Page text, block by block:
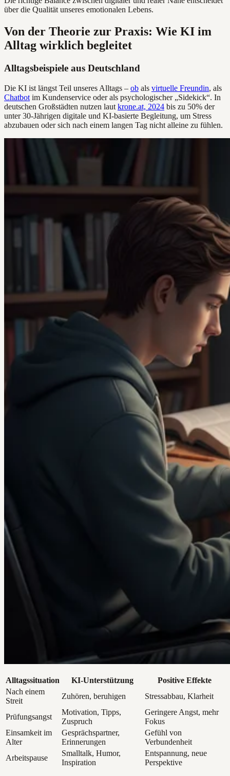
über die Qualität unseres emotionalen Lebens.
Von der Theorie zur Praxis: Wie KI im
Alltag wirklich begleitet
Alltagsbeispiele aus Deutschland
Die KI ist längst Teil unseres Alltags – ob als virtuelle Freundin, als
Chatbot im Kundenservice oder als psychologischer „Sidekick“. In
deutschen Großstädten nutzen laut krone.at, 2024 bis zu 50% der
unter 30-Jährigen digitale und KI-basierte Begleitung, um Stress
abzubauen oder sich nach einem langen Tag nicht alleine zu fühlen.
Alltagssituation KI-Unterstützung
Positive Effekte
Nach einem
Streit
Zuhören, beruhigen Stressabbau, Klarheit
Prüfungsangst
Motivation, Tipps,
Zuspruch
Geringere Angst, mehr
Fokus
Einsamkeit im
Alter
Gesprächspartner,
Erinnerungen
Gefühl von
Verbundenheit
Arbeitspause
Smalltalk, Humor,
Inspiration
Entspannung, neue
Perspektive